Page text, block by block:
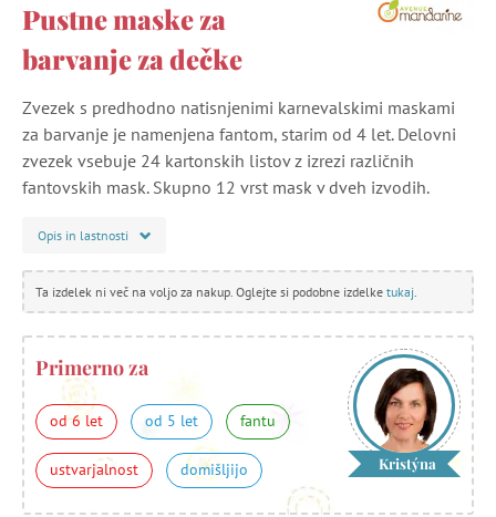
Pustne maske za
barvanje za dečke
Zvezek s predhodno natisnjenimi karnevalskimi maskami
za barvanje je namenjena fantom, starim od 4 let. Delovni
zvezek vsebuje 24 kartonskih listov z izrezi različnih
fantovskih mask. Skupno 12 vrst mask v dveh izvodih.
Opis in lastnosti
Ta izdelek ni več na voljo za nakup. Oglejte si podobne izdelke tukaj.
Primerno za
od 6 let od 5 let fantu
ustvarjalnost domišljijo Kristýna